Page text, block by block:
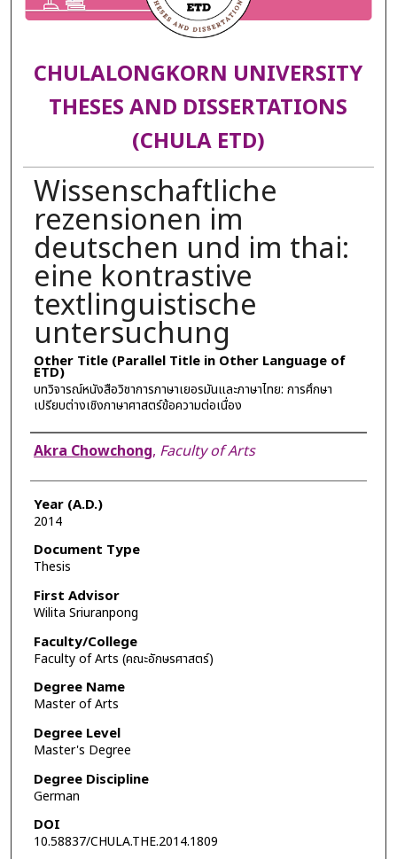
CHULALONGKORN UNIVERSITY
THESES AND DISSERTATIONS
(CHULA ETD)
Wissenschaftliche
rezensionen im
deutschen und im thai:
eine kontrastive
textlinguistische
untersuchung
Other Title (Parallel Title in Other Language of
ETD)
บทวิจารณ์หนังสือวิชาการภาษาเยอรมันและภาษาไทย: การศึกษา
เปรียบต่างเชิงภาษาศาสตร์ข้อความต่อเนื่อง
Author
Akra Chowchong, Faculty of Arts
Year (A.D.)
2014
Document Type
Thesis
First Advisor
Wilita Sriuranpong
Faculty/College
Faculty of Arts (คณะอักษรศาสตร์)
Degree Name
Master of Arts
Degree Level
Master's Degree
Degree Discipline
German
DOI
10.58837/CHULA.THE.2014.1809